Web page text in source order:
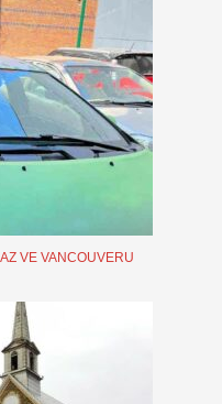
VE VANCOUVERU